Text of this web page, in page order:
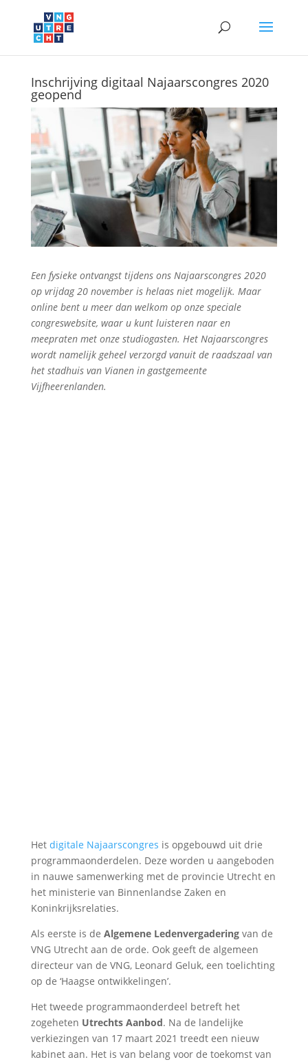
Inschrijving digitaal Najaarscongres 2020
geopend
Een fysieke ontvangst tijdens ons Najaarscongres 2020
op vrijdag 20 november is helaas niet mogelijk. Maar
online bent u meer dan welkom op onze speciale
congreswebsite, waar u kunt luisteren naar en
meepraten met onze studiogasten. Het Najaarscongres
wordt namelijk geheel verzorgd vanuit de raadszaal van
het stadhuis van Vianen in gastgemeente
Vijfheerenlanden.
Het digitale Najaarscongres is opgebouwd uit drie
programmaonderdelen. Deze worden u aangeboden
in nauwe samenwerking met de provincie Utrecht en
het ministerie van Binnenlandse Zaken en
Koninkrijksrelaties.
Als eerste is de Algemene Ledenvergaderingvan de
VNG Utrecht aan de orde. Ook geeft de algemeen
directeur van de VNG, Leonard Geluk, een toelichting
op de ‘Haagse ontwikkelingen’.
Het tweede programmaonderdeel betreft het
zogeheten Utrechts Aanbod. Na de landelijke
verkiezingen van 17 maart 2021 treedt een nieuw
kabinet aan. Het is van belang voor de toekomst van